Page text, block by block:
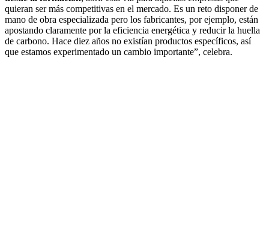
quieran ser más competitivas en el mercado. Es un reto disponer de
mano de obra especializada pero los fabricantes, por ejemplo, están
apostando claramente por la eficiencia energética y reducir la huella
de carbono. Hace diez años no existían productos específicos, así
que estamos experimentado un cambio importante”, celebra.